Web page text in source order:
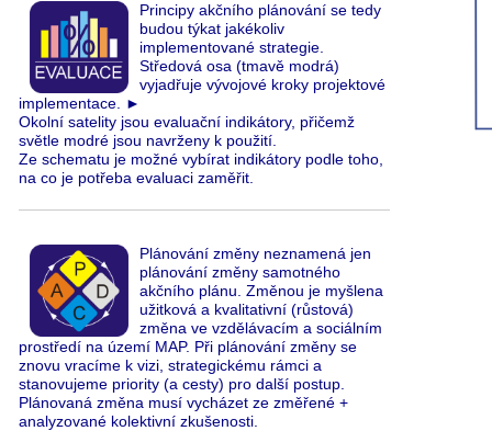
Principy akčního plánování se tedy
budou týkat jakékoliv
implementované strategie.
Středová osa (tmavě modrá)
vyjadřuje vývojové kroky projektové
implementace.
►
Okolní satelity jsou evaluační indikátory, přičemž
světle modré jsou navrženy k použití.
Ze schematu je možné vybírat indikátory podle toho,
na co je potřeba evaluaci zaměřit.
Plánování změny neznamená jen
plánování změny samotného
akčního plánu. Změnou je myšlena
užitková a kvalitativní (růstová)
změna ve vzdělávacím a sociálním
prostředí na území MAP. Při plánování změny se
znovu vracíme k vizi, strategickému rámci a
stanovujeme priority (a cesty) pro další postup.
Plánovaná změna musí vycházet ze změřené +
analyzované kolektivní zkušenosti.